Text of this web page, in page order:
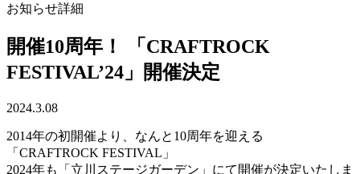
お知らせ詳細
開催10周年！ 「CRAFTROCK
FESTIVAL’24」開催決定
2024.3.08
2014年の初開催より、なんと10周年を迎える
「CRAFTROCK FESTIVAL」
2024年も「立川ステージガーデン」にて開催が決定いたしま